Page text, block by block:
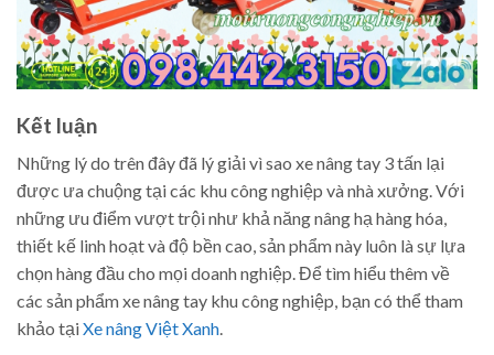
Kết luận
Những lý do trên đây đã lý giải vì sao xe nâng tay 3 tấn lại
được ưa chuộng tại các khu công nghiệp và nhà xưởng. Với
những ưu điểm vượt trội như khả năng nâng hạ hàng hóa,
thiết kế linh hoạt và độ bền cao, sản phẩm này luôn là sự lựa
chọn hàng đầu cho mọi doanh nghiệp. Để tìm hiểu thêm về
các sản phẩm xe nâng tay khu công nghiệp, bạn có thể tham
khảo tạiXe nâng Việt Xanh.